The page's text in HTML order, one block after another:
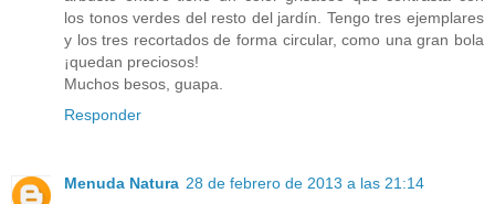
los tonos verdes del resto del jardín. Tengo tres ejemplares
y los tres recortados de forma circular, como una gran bola
¡quedan preciosos!
Muchos besos, guapa.
Responder
Menuda Natura 28 de febrero de 2013 a las 21:14